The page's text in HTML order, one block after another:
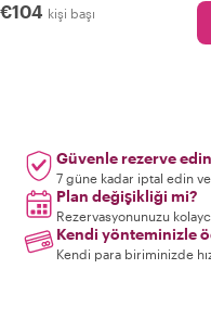
€104 kişi başı
Güvenle rezerve edin
7 güne kadar iptal edin
Plan değişikliği mi?
Rezervasyonunuzu
Kendi yönteminizle
Kendi para biriminizde